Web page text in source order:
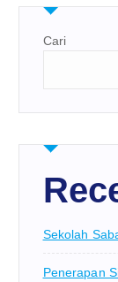
Cari
Sekolah
Penerapan